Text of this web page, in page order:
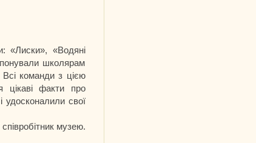
«Лиски», «Водяні
школярам
Всі команди з цією
цікаві факти про
удосконалили свої
музею.